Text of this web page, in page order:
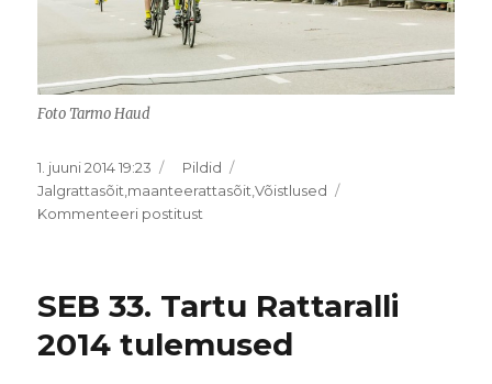
Foto Tarmo Haud
Postitatud
1. juuni 2014 19:23 Rubriigid
Pildid
Sildid
Jalgrattasõit maanteerattasõit ,Võistlused
Kommenteeri postitust
2014
SEB 33. Tartu Rattaralli
2014 tulemused